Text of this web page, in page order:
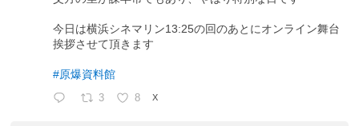
今日は横浜シネマリン13:25の回のあとにオンライン舞台
挨拶させて頂きます
#原爆資料館
3 8 X